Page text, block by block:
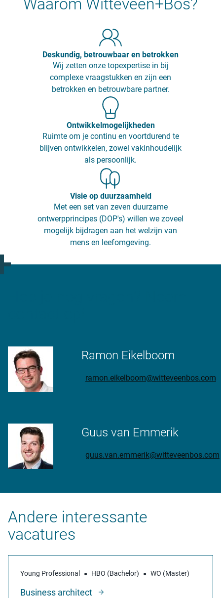
Waarom Witteveen+Bos?
Deskundig, betrouwbaar en betrokken
Wij zetten onze topexpertise in bij
complexe vraagstukken en zijn een
betrokken en betrouwbare partner.
Ontwikkelmogelijkheden
Ruimte om je continu en voortdurend te
blijven ontwikkelen, zowel vakinhoudelijk
als persoonlijk.
Visie op duurzaamheid
Met een set van zeven duurzame
ontwerpprincipes (DOP's) willen we zoveel
mogelijk bijdragen aan het welzijn van
mens en leefomgeving.
Ramon Eikelboom
ramon.eikelboom@witteveenbos.com
Guus van Emmerik
guus.van.emmerik@witteveenbos.com
Andere interessante
vacatures
Young Professional HBO (Bachelor) WO (Master)
Business architect